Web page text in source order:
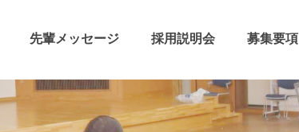
先輩メッセージ 採用説明会 募集要項